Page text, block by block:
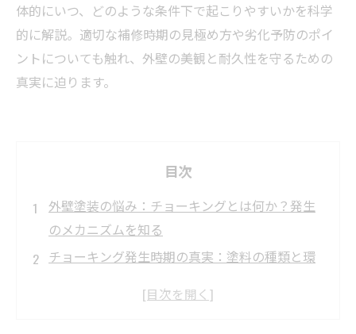
体的にいつ、どのような条件下で起こりやすいかを科学
的に解説。適切な補修時期の見極め方や劣化予防のポイ
ントについても触れ、外壁の美観と耐久性を守るための
真実に迫ります。
目次
外壁塗装の悩み：チョーキングとは何か？発生
のメカニズムを知る
チョーキング発生時期の真実：塗料の種類と環
実例で見るチョーキングの発生パターン：劣化